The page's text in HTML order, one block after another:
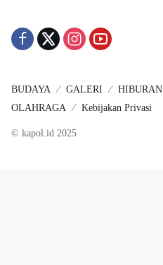
BUDAYA GALERI HIBURAN
OLAHRAGA
Kebijakan Privasi
© kapol.id 2025